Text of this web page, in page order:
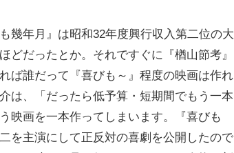
幾年月』は昭和32年度興行収入第二位の大
どだったとか。それですぐに『楢山節考』
ば誰だって『喜びも～』程度の映画は作れ
は、「だったら低予算・短期間でもう一本
映画を一本作ってしまいます。『喜びも
を主演にして正反対の喜劇を公開したので